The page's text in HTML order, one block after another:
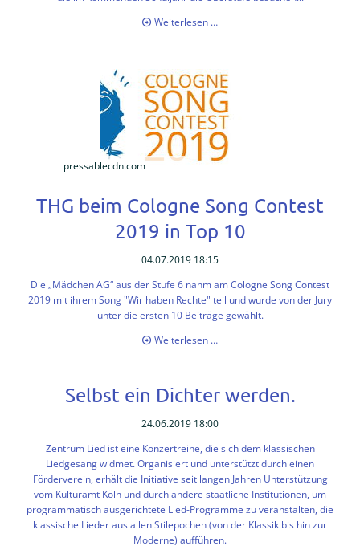
Weiterlesen …
Stiftung
Kultur
„Das
Ich
im
Spiegel“
EF-
SchülerInnen
pressablecdn.com
THG beim Cologne Song Contest
2019 in Top 10
04.07.2019 18:15
Die „Mädchen AG“ aus der Stufe 6 nahm am Cologne Song Contest
2019 mit ihrem Song "Wir haben Rechte" teil und wurde von der Jury
unter die ersten 10 Beiträge gewählt.
Weiterlesen …
Contest
in
Top
10
Selbst ein Dichter werden.
24.06.2019 18:00
Zentrum Liedist eine Konzertreihe, die sich dem klassischen
Liedgesang widmet. Organisiert und unterstützt durch einen
Förderverein, erhält die Initiative seit langen Jahren Unterstützung
vom Kulturamt Köln und durch andere staatliche Institutionen, um
programmatisch ausgerichtete Lied-Programme zu veranstalten, die
klassische Lieder aus allenStilepochen(von der Klassik bis hin zur
Moderne) aufführen.